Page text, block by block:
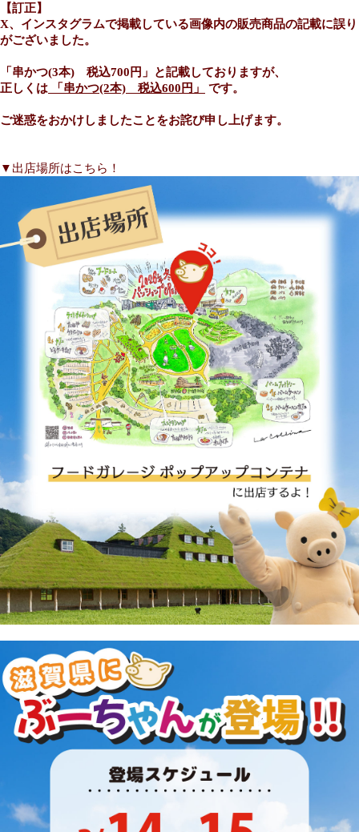
【訂正】
X、インスタグラムで掲載している画像内の販売商品の記載に誤り
がございました。
「串かつ(3本) 税込700円」と記載しておりますが、
正しくは
「串かつ(2本) 税込600円」 です。
ご迷惑をおかけしましたことをお詫び申し上げます。
▼出店場所はこちら！